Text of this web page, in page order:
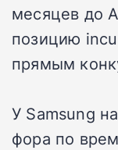
месяцев до
позицию
прямым
У Samsung
фора по